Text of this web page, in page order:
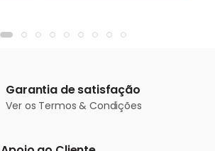
Garantia de satisfação
Ver os Termos & Condições